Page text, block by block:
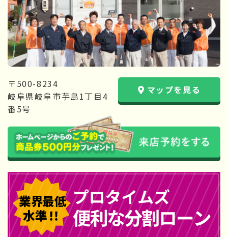
〒500-8234
岐阜県岐阜市芋島1丁目4
番5号
マップを見る